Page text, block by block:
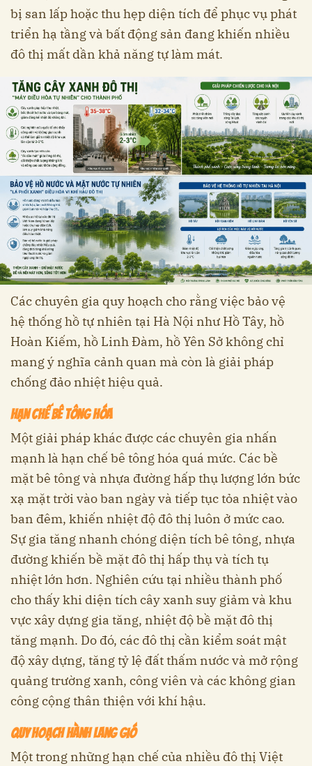
bị san lấp hoặc thu hẹp diện tích để phục vụ phát
triển hạ tầng và bất động sản đang khiến nhiều
đô thị mất dần khả năng tự làm mát.
Các chuyên gia quy hoạch cho rằng việc bảo vệ
hệ thống hồ tự nhiên tại Hà Nội như Hồ Tây, hồ
Hoàn Kiếm, hồ Linh Đàm, hồ Yên Sở không chỉ
mang ý nghĩa cảnh quan mà còn là giải pháp
chống đảo nhiệt hiệu quả.
Hạn chế bê tông hóa
Một giải pháp khác được các chuyên gia nhấn
mạnh là hạn chế bê tông hóa quá mức. Các bề
mặt bê tông và nhựa đường hấp thụ lượng lớn bức
xạ mặt trời vào ban ngày và tiếp tục tỏa nhiệt vào
ban đêm, khiến nhiệt độ đô thị luôn ở mức cao.
Sự gia tăng nhanh chóng diện tích bê tông, nhựa
đường khiến bề mặt đô thị hấp thụ và tích tụ
nhiệt lớn hơn. Nghiên cứu tại nhiều thành phố
cho thấy khi diện tích cây xanh suy giảm và khu
vực xây dựng gia tăng, nhiệt độ bề mặt đô thị
tăng mạnh. Do đó, các đô thị cần kiểm soát mật
độ xây dựng, tăng tỷ lệ đất thấm nước và mở rộng
quảng trường xanh, công viên và các không gian
công cộng thân thiện với khí hậu.
Quy hoạch hành lang gió
Một trong những hạn chế của nhiều đô thị Việt